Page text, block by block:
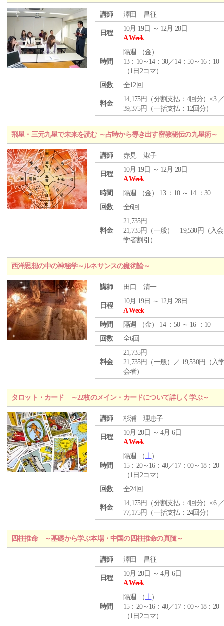
講師 澤田 昌征
日程
10月 19日 ～ 12月 28日
A Week
時間
隔週 （金）
13：10～14：30／14：50～16：10
（1日2コマ）
回数
全12回
料金
14,175円（分割支払：4回分）×3
39,375円（一括支払：12回分）
飛星・三元九星で未来を読む ～占時から導き出す密教秘伝の九星術～
講師 赤見 淑子
日程
10月 19日 ～ 12月 28日
A Week
時間
隔週 （金） 13 ：10 ～ 14 ：30
回数
全6回
料金
21,735円
21,735円（一般） 19,530円（入
学者割引）
西洋思想の中の神秘学～ルネサンスの魔術論～
講師 田口 清一
日程
10月 19日 ～ 12月 28日
A Week
時間
隔週 （金） 14 ：50 ～ 16 ：10
回数
全6回
料金
21,735円
21,735円（一般）／ 19,530円（入
会者）
タロット・カード ～22枚のメイン・カードについて詳しく学ぶ～
講師 杉浦 理恵子
日程
10月 20日 ～ 4月 6日
A Week
時間
隔週 （土）
15：20～16：40／17：00～18：20
（1日2コマ）
回数
全24回
料金
14,175円（分割支払：4回分）×6
77,175円（一括支払：24回分）
四柱推命 ～基礎から学ぶ本場・中国の四柱推命の真髄～
講師 澤田 昌征
日程
10月 20日 ～ 4月 6日
A Week
時間
隔週 （土）
15：20～16：40／17：00～18：20
（1日2コマ）